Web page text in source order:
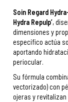
Soin Regard
Hydra Repulp’,
dimensiones y
específico actúa
aportando
periocular.
Su fórmula
vectorizado) con
ojeras y